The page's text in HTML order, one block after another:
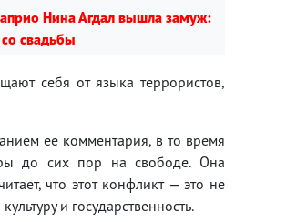
Нина Агдал вышла замуж:
свадьбы
себя от языка террористов,
ее комментария, в то время
до сих пор на свободе. Она
что этот конфликт — это не
и государственность.